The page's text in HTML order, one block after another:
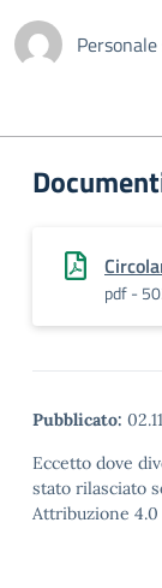
pdf -
Pubblicato:
Eccetto dove
stato rilasciato
Attribuzione 4.0